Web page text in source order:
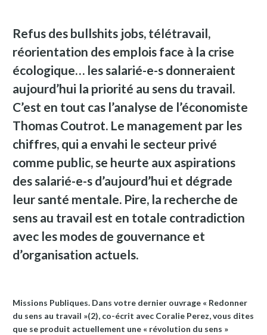
Refus des bullshits jobs, télétravail,
réorientation des emplois face à la crise
écologique… les salarié-e-s donneraient
aujourd’hui la priorité au sens du travail.
C’est en tout cas l’analyse de l’économiste
Thomas Coutrot. Le management par les
chiffres, qui a envahi le secteur privé
comme public, se heurte aux aspirations
des salarié-e-s d’aujourd’hui et dégrade
leur santé mentale. Pire, la recherche de
sens au travail est en totale contradiction
avec les modes de gouvernance et
d’organisation actuels.
Missions Publiques. Dans votre dernier ouvrage « Redonner
du sens au travail »(2), co-écrit avec Coralie Perez, vous dites
que se produit actuellement une « révolution du sens »